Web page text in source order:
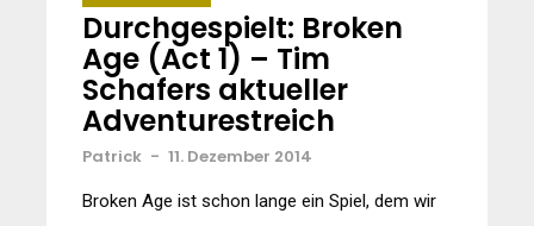
Durchgespielt: Broken
Age (Act 1) – Tim
Schafers aktueller
Adventurestreich
Patrick - 11. Dezember 2014
Broken Age ist schon lange ein Spiel, dem wir